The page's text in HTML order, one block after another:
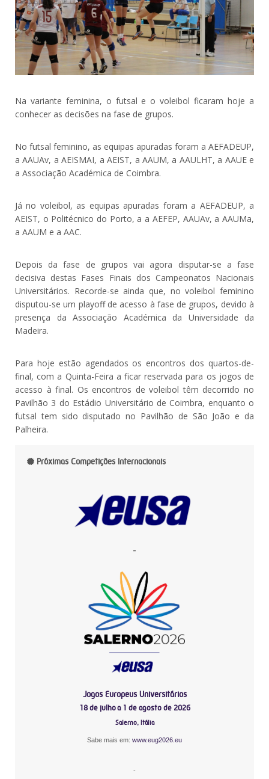
Na variante feminina, o futsal e o voleibol ficaram hoje a
conhecer as decisões na fase de grupos.
No futsal feminino, as equipas apuradas foram a AEFADEUP,
a AAUAv, a AEISMAI, a AEIST, a AAUM, a AAULHT, a AAUE e
a Associação Académica de Coimbra.
Já no voleibol, as equipas apuradas foram a AEFADEUP, a
AEIST, o Politécnico do Porto, a a AEFEP, AAUAv, a AAUMa,
a AAUM e a AAC.
Depois da fase de grupos vai agora disputar-se a fase
decisiva destas Fases Finais dos Campeonatos Nacionais
Universitários. Recorde-se ainda que, no voleibol feminino
disputou-se um playoff de acesso à fase de grupos, devido à
presença da Associação Académica da Universidade da
Madeira.
Para hoje estão agendados os encontros dos quartos-de-
final, com a Quinta-Feira a ficar reservada para os jogos de
acesso à final. Os encontros de voleibol têm decorrido no
Pavilhão 3 do Estádio Universitário de Coimbra, enquanto o
futsal tem sido disputado no Pavilhão de São João e da
Palheira.
Próximas Competições Internacionais
-
Jogos Europeus Universitários
18 de julho a 1 de agosto de 2026
Salerno, Itália
Sabe mais em: www.eug2026.eu
-